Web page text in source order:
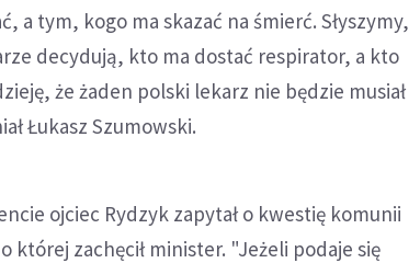
a tym, kogo ma skazać na śmierć. Słyszymy,
decydują, kto ma dostać respirator, a kto
że żaden polski lekarz nie będzie musiał
Łukasz Szumowski.
ojciec Rydzyk zapytał o kwestię komunii
której zachęcił minister. "Jeżeli podaje się